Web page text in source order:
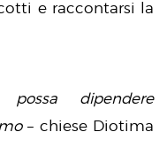
e raccontarsi la
dipendere
– chiese Diotima